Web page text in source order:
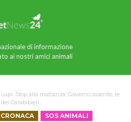
di informazione
ai nostri amici animali
Lupi. Stop alla mattanza: Governo assente; le
Carabibieri.
CRONACA SOS ANIMALI